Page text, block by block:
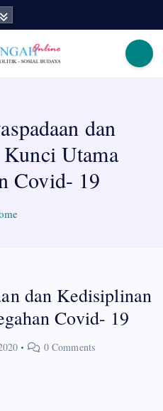
dan
Utama
Covid- 19
dan Kedisiplinan
Covid- 19
0 Comments